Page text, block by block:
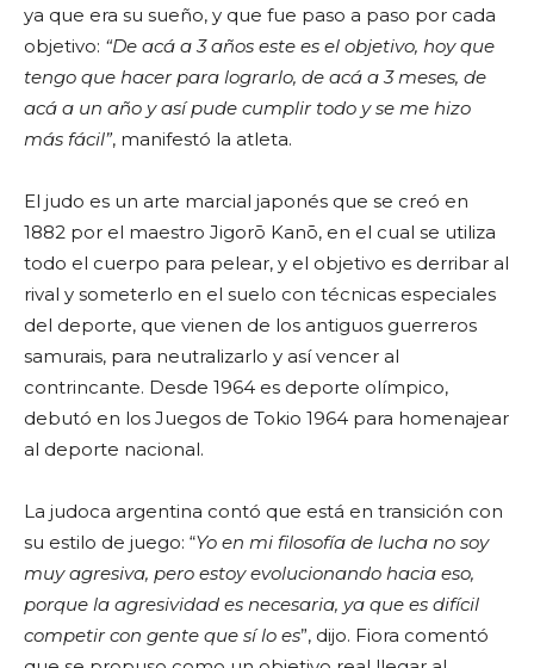
ya que era su sueño, y que fue paso a paso por cada
objetivo: “De acá a 3 años este es el objetivo, hoy que
tengo que hacer para lograrlo, de acá a 3 meses, de
acá a un año y así pude cumplir todo y se me hizo
más fácil”, manifestó la atleta.
El judo es un arte marcial japonés que se creó en
1882 por el maestro Jigorō Kanō, en el cual se utiliza
todo el cuerpo para pelear, y el objetivo es derribar al
rival y someterlo en el suelo con técnicas especiales
del deporte, que vienen de los antiguos guerreros
samurais, para neutralizarlo y así vencer al
contrincante. Desde 1964 es deporte olímpico,
debutó en los Juegos de Tokio 1964 para homenajear
al deporte nacional.
La judoca argentina contó que está en transición con
su estilo de juego: “Yo en mi filosofía de lucha no soy
muy agresiva, pero estoy evolucionando hacia eso,
porque la agresividad es necesaria, ya que es difícil
competir con gente que sí lo es”, dijo. Fiora comentó